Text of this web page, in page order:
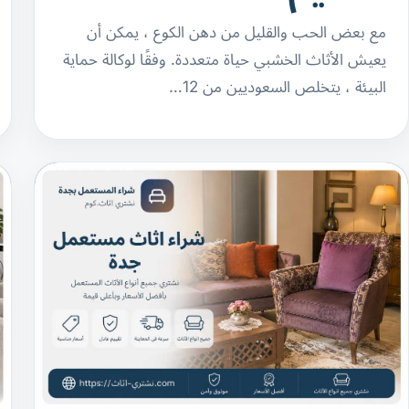
مع بعض الحب والقليل من دهن الكوع ، يمكن أن
يعيش الأثاث الخشبي حياة متعددة. وفقًا لوكالة حماية
البيئة ، يتخلص السعوديين من 12…